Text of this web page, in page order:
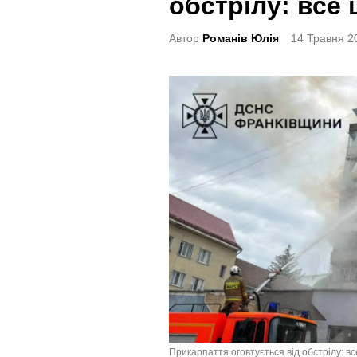
t
i
Автор Романів Юлія 14 Травня
Прикарпаття оговтується від